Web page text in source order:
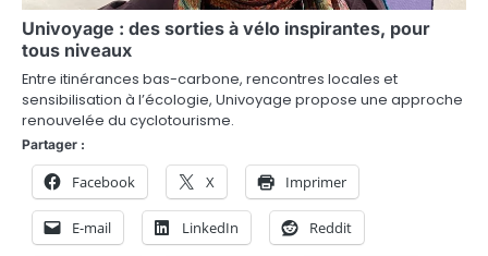
Univoyage : des sorties à vélo inspirantes, pour
tous niveaux
Entre itinérances bas-carbone, rencontres locales et
sensibilisation à l’écologie, Univoyage propose une approche
renouvelée du cyclotourisme.
Partager :
Facebook X Imprimer
E-mail LinkedIn Reddit